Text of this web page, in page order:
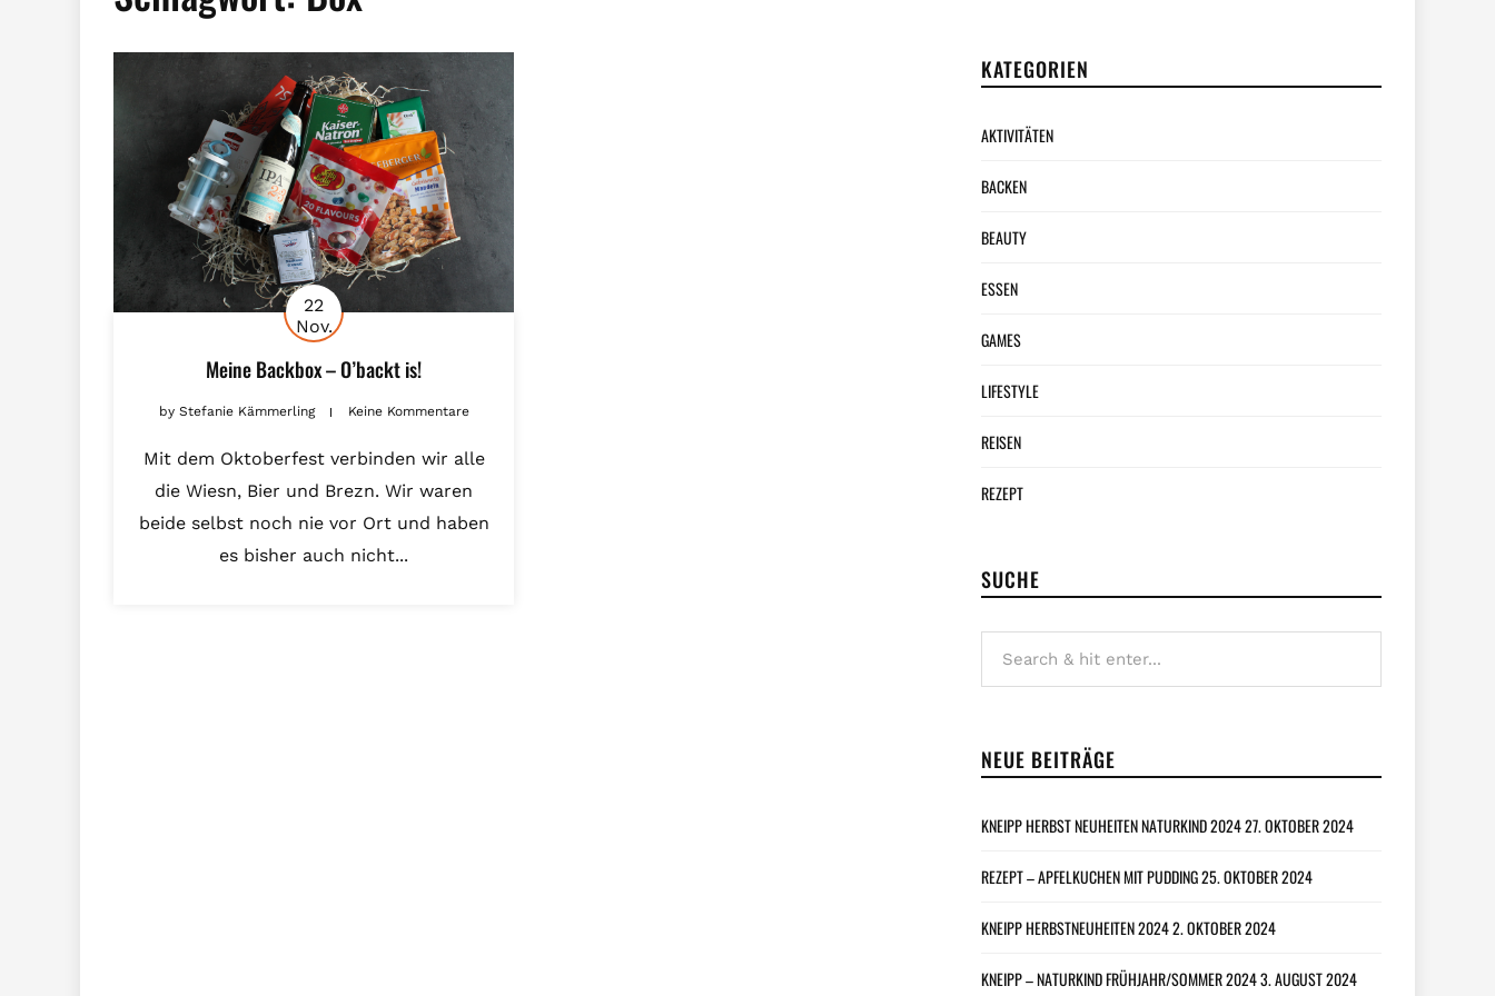
22
Nov.
Meine Backbox – O’backt is!
byStefanie Kämmerling Keine Kommentare
Mit dem Oktoberfest verbinden wir alle
die Wiesn, Bier und Brezn. Wir waren
beide selbst noch nie vor Ort und haben
es bisher auch nicht...
KATEGORIEN
AKTIVITÄTEN
BACKEN
BEAUTY
ESSEN
GAMES
LIFESTYLE
REISEN
REZEPT
SUCHE
NEUE BEITRÄGE
KNEIPP HERBST NEUHEITEN NATURKIND 202427. OKTOBER 2024
REZEPT – APFELKUCHEN MIT PUDDING25. OKTOBER 2024
KNEIPP HERBSTNEUHEITEN 20242. OKTOBER 2024
KNEIPP – NATURKIND FRÜHJAHR/SOMMER 20243. AUGUST 2024